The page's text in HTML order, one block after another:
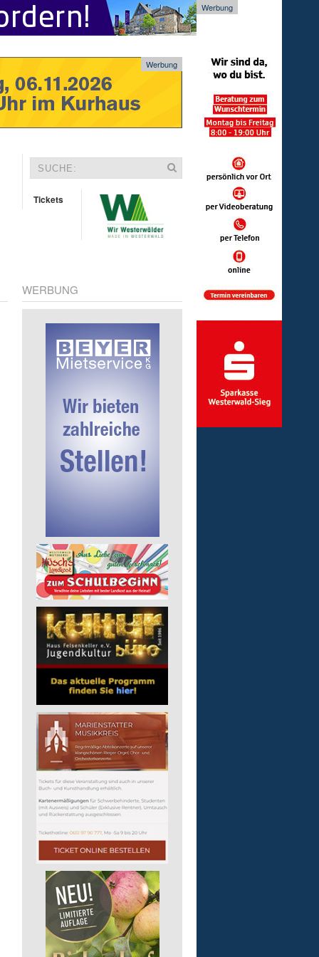
Werbung
Werbung
Tickets
WERBUNG